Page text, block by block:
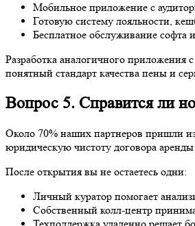
Мобильное приложение с
Готовую систему лояльности,
Бесплатное обслуживание софта
Разработка аналогичного приложения
понятный стандарт качества пены и
Вопрос 5. Справится ли
Около 70% наших партнеров пришли
юридическую чистоту договора
После открытия вы не остаетесь одни:
Личный куратор помогает
Собственный колл-центр